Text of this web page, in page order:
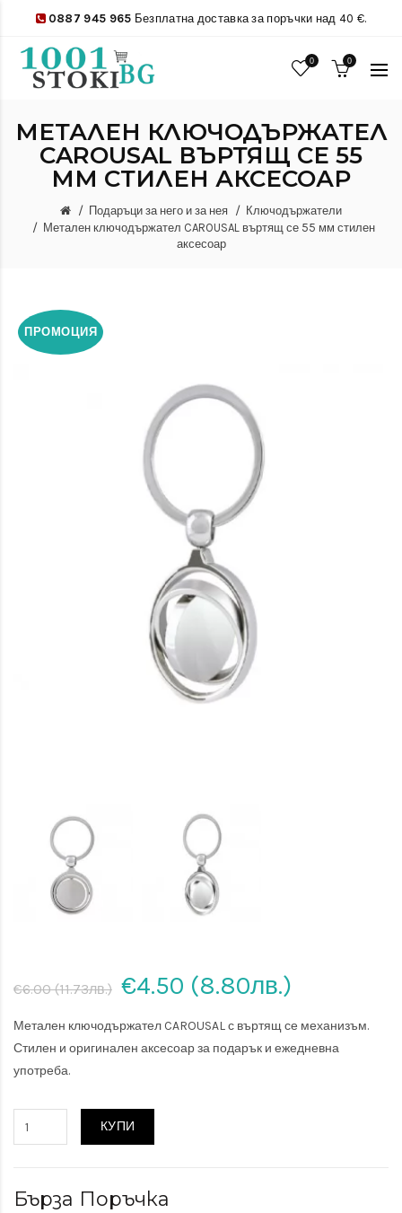
0887 945 965 Безплатна доставка за поръчки над 40 €.
0 0
МЕТАЛЕН КЛЮЧОДЪРЖАТЕЛ
CAROUSAL ВЪРТЯЩ СЕ 55
ММ СТИЛЕН АКСЕСОАР
Подаръци за него и за нея
Ключодържатели
Метален ключодържател CAROUSAL въртящ се 55 мм стилен
аксесоар
ПРОМОЦИЯ
€6.00 (11.73лв.) €4.50 (8.80лв.)
Метален ключодържател CAROUSAL с въртящ се механизъм.
Стилен и оригинален аксесоар за подарък и ежедневна
употреба.
КУПИ
Бърза Поръчка